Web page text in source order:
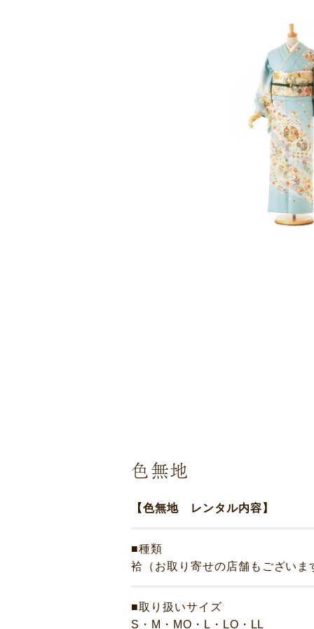
色無地
【色無地 レンタル内容】
■種類
袷（お取り寄せの店舗もございま
■取り扱いサイズ
S・M・MO・L・LO・LL